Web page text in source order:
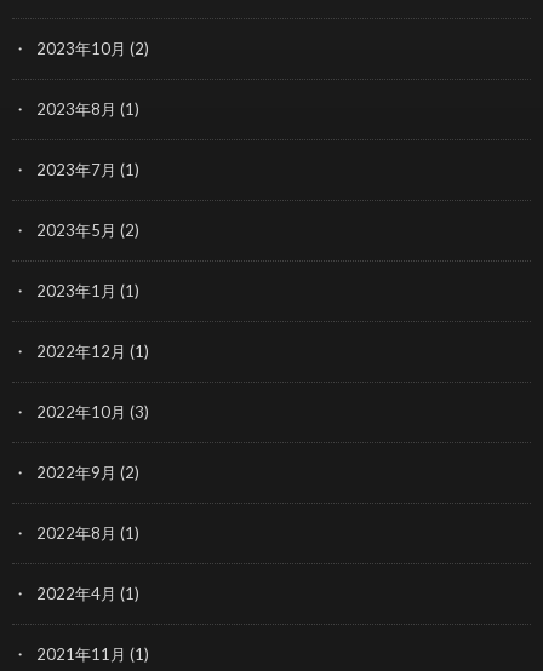
2023年10月 (2)
2023年8月 (1)
2023年7月 (1)
2023年5月 (2)
2023年1月 (1)
2022年12月 (1)
2022年10月 (3)
2022年9月 (2)
2022年8月 (1)
2022年4月 (1)
2021年11月 (1)